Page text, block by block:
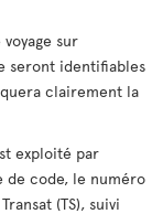
sur
seront identifiables
clairement la
exploité par
de code, le numéro
(TS), suivi